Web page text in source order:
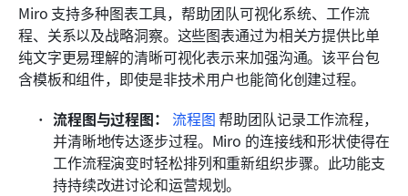
Miro 支持多种图表工具，帮助团队可视化系统、工作流
程、关系以及战略洞察。这些图表通过为相关方提供比单
纯文字更易理解的清晰可视化表示来加强沟通。该平台包
含模板和组件，即使是非技术用户也能简化创建过程。
流程图与过程图：
流程图 帮助团队记录工作流程，
并清晰地传达逐步过程。Miro 的连接线和形状使得在
工作流程演变时轻松排列和重新组织步骤。此功能支
持持续改进讨论和运营规划。